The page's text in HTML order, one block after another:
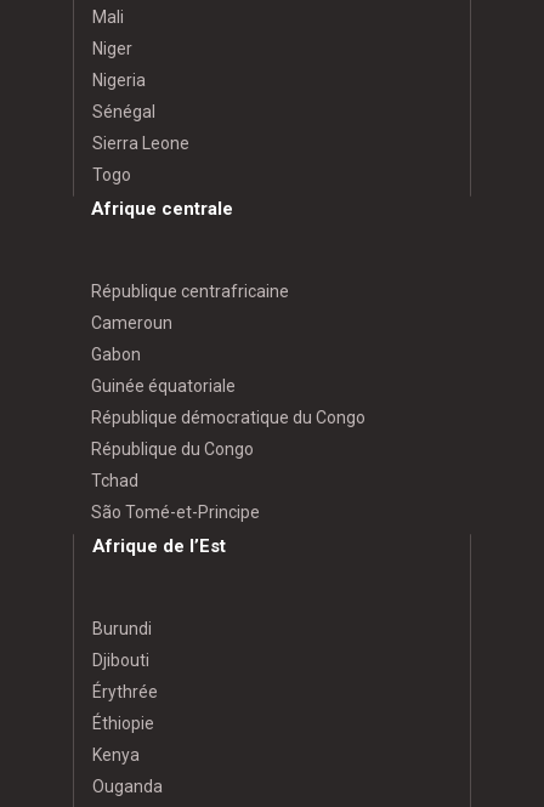
Mali
Niger
Nigeria
Sénégal
Sierra Leone
Togo
Afrique centrale
République centrafricaine
Cameroun
Gabon
Guinée équatoriale
République démocratique du Congo
République du Congo
Tchad
São Tomé-et-Principe
Afrique de l’Est
Burundi
Djibouti
Érythrée
Éthiopie
Kenya
Ouganda